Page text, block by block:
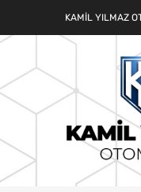
KAMIL YILMAZ